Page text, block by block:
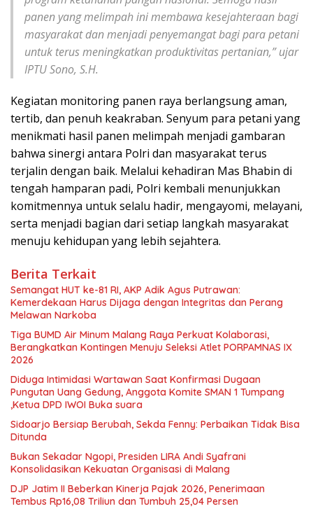
panen yang melimpah ini membawa kesejahteraan bagi
masyarakat dan menjadi penyemangat bagi para petani
untuk terus meningkatkan produktivitas pertanian,” ujar
IPTU Sono, S.H.
Kegiatan monitoring panen raya berlangsung aman,
tertib, dan penuh keakraban. Senyum para petani yang
menikmati hasil panen melimpah menjadi gambaran
bahwa sinergi antara Polri dan masyarakat terus
terjalin dengan baik. Melalui kehadiran Mas Bhabin di
tengah hamparan padi, Polri kembali menunjukkan
komitmennya untuk selalu hadir, mengayomi, melayani,
serta menjadi bagian dari setiap langkah masyarakat
menuju kehidupan yang lebih sejahtera.
Berita Terkait
Semangat HUT ke-81 RI, AKP Adik Agus Putrawan:
Kemerdekaan Harus Dijaga dengan Integritas dan Perang
Melawan Narkoba
Tiga BUMD Air Minum Malang Raya Perkuat Kolaborasi,
Berangkatkan Kontingen Menuju Seleksi Atlet PORPAMNAS IX
2026
Diduga Intimidasi Wartawan Saat Konfirmasi Dugaan
Pungutan Uang Gedung, Anggota Komite SMAN 1 Tumpang
,Ketua DPD IWOI Buka suara
Sidoarjo Bersiap Berubah, Sekda Fenny: Perbaikan Tidak Bisa
Ditunda
Bukan Sekadar Ngopi, Presiden LIRA Andi Syafrani
Konsolidasikan Kekuatan Organisasi di Malang
DJP Jatim II Beberkan Kinerja Pajak 2026, Penerimaan
Tembus Rp16,08 Triliun dan Tumbuh 25,04 Persen